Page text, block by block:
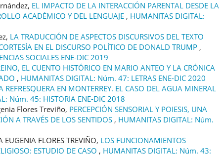
EL IMPACTO DE LA INTERACCIÓN PARENTAL DESDE LA
ACADÉMICO Y DEL LENGUAJE , HUMANITAS DIGITAL:
LA TRADUCCIÓN DE ASPECTOS DISCURSIVOS DEL TEXTO
EN EL DISCURSO POLÍTICO DE DONALD TRUMP ,
SOCIALES ENE-DIC 2019
EL CUENTO HISTÓRICO EN MARIO ANTEO Y LA CRÓNICA
, HUMANITAS DIGITAL: Núm. 47: LETRAS ENE-DIC 2020
REFRESQUERA EN MONTERREY. EL CASO DEL AGUA MINERAL
Núm. 45: HISTORIA ENE-DIC 2018
Flores Treviño, PERCEPCIÓN SENSORIAL Y POIESIS, UNA
A TRAVÉS DE LOS SENTIDOS , HUMANITAS DIGITAL: Núm.
FLORES TREVIÑO, LOS FUNCIONAMIENTOS
ESTUDIO DE CASO , HUMANITAS DIGITAL: Núm. 43: